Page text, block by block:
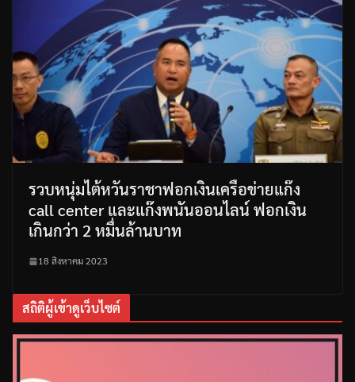
รวบหนุ่มไต้หวันราชาฟอกเงินเครือข่ายแก๊ง
call center และแก๊งพนันออนไลน์ ฟอกเงิน
เกินกว่า 2 หมื่นล้านบาท
18 สิงหาคม 2023
สถิติผู้เข้าดูเว็บไซต์